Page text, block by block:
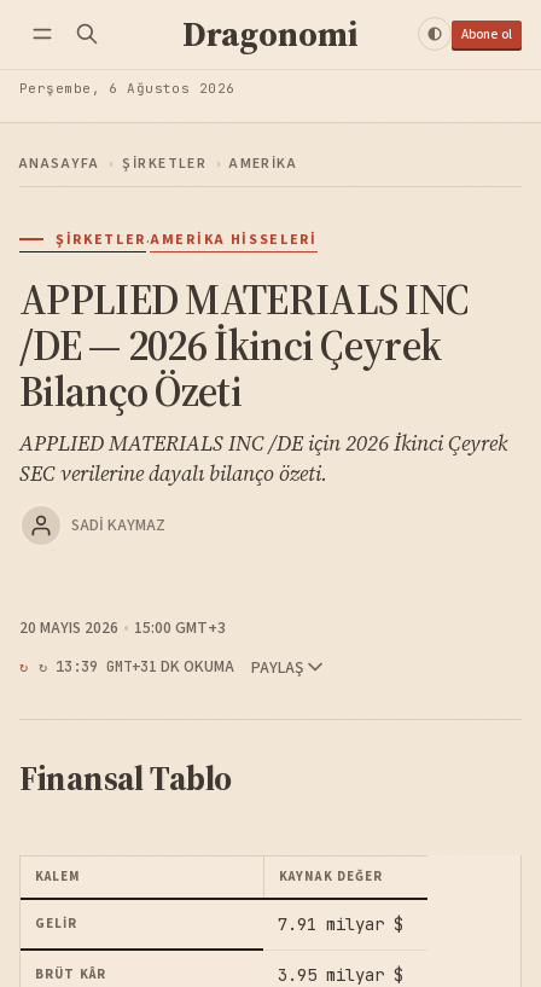
Dragonomi Abone ol
Perşembe, 6 Ağustos 2026
ANASAYFA › ŞIRKETLER › AMERIKA
ŞIRKETLER·AMERIKA HISSELERI
APPLIED MATERIALS INC
/DE — 2026 İkinci Çeyrek
Bilanço Özeti
APPLIED MATERIALS INC /DE için 2026 İkinci Çeyrek
SEC verilerine dayalı bilanço özeti.
SADI KAYMAZ
20 MAYIS 2026 15:00 GMT+3
↻ 13:39 GMT+31 DK OKUMA PAYLAŞ
Finansal Tablo
KALEM KAYNAK DEĞER
GELIR 7.91 milyar $
BRÜT KÂR 3.95 milyar $